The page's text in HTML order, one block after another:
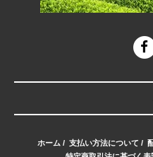
ホーム / 支払い方法について /